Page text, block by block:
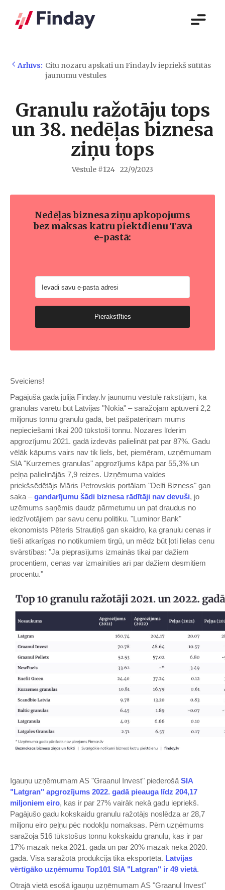
Arhīvs: Citu nozaru apskati un Finday.lv iepriekš sūtītās
jaunumu vēstules
Granulu ražotāju tops
un 38. nedēļas biznesa
ziņu tops
Vēstule #124 22/9/2023
Nedēļas biznesa ziņu apkopojums
bez maksas katru piektdienu Tavā
e-pastā:
Pierakstīties
Sveiciens!
Pagājušā gada jūlijā Finday.lv jaunumu vēstulē rakstījām, ka
granulas varētu būt Latvijas "Nokia" – saražojam aptuveni 2,2
miljonus tonnu granulu gadā, bet pašpatēriņam mums
nepieciešami tikai 200 tūkstoši tonnu. Nozares līderim
apgrozījumu 2021. gadā izdevās palielināt pat par 87%. Gadu
vēlāk kāpums vairs nav tik liels, bet, piemēram, uzņēmumam
SIA "Kurzemes granulas" apgrozījums kāpa par 55,3% un
peļņa palielinājās 7,9 reizes. Uzņēmuma valdes
priekšsēdētājs Māris Petrovskis portālam "Delfi Bizness" gan
saka –gandarījumu šādi biznesa rādītāji nav devuši, jo
uzēmums saņēmis daudz pārmetumu un pat draudus no
iedzīvotājiem par savu cenu politiku. "Luminor Bank"
ekonomists Pēteris Strautiņš gan skaidro, ka granulu cenas ir
tieši atkarīgas no notikumiem tirgū, un mēdz būt ļoti lielas cenu
svārstības: "Ja pieprasījums izmainās tikai par dažiem
procentiem, cenas var izmainīties arī par dažiem desmitiem
procentu."
Igauņu uzņēmumam AS "Graanul Invest" piederošā SIA
"Latgran" apgrozījums 2022. gadā pieauga līdz 204,17
miljoniem eiro, kas ir par 27% vairāk nekā gadu iepriekš.
Pagājušo gadu kokskaidu granulu ražotājs noslēdza ar 28,7
miljonu eiro peļņu pēc nodokļu nomaksas. Pērn uzņēmums
saražoja 516 tūkstošus tonnu kokskaidu granulu, kas ir par
17% mazāk nekā 2021. gadā un par 20% mazāk nekā 2020.
gadā. Visa saražotā produkcija tika eksportēta. Latvijas
vērtīgāko uzņēmumu Top101 SIA "Latgran" ir 49 vietā.
Otrajā vietā esošā igauņu uzņēmumam AS "Graanul Invest"